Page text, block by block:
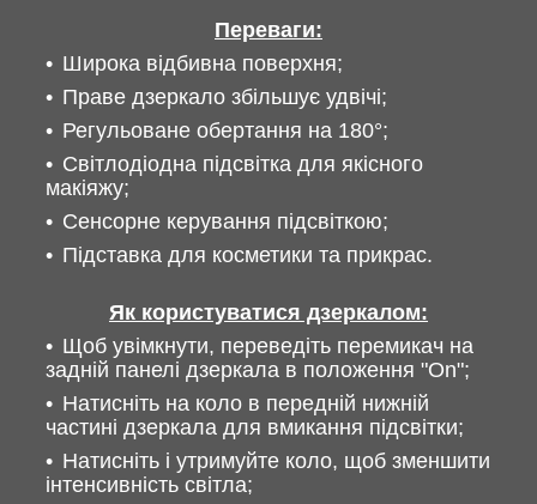
Переваги:
Широка відбивна поверхня;
Праве дзеркало збільшує удвічі;
Регульоване обертання на 180°;
Світлодіодна підсвітка для якісного
макіяжу;
Сенсорне керування підсвіткою;
Підставка для косметики та прикрас.
Як користуватися дзеркалом:
Щоб увімкнути, переведіть перемикач на
задній панелі дзеркала в положення "On";
Натисніть на коло в передній нижній
частині дзеркала для вмикання підсвітки;
Натисніть і утримуйте коло, щоб зменшити
інтенсивність світла;